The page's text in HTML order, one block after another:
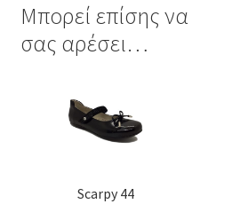
Μπορεί επίσης να
σας αρέσει…
Scarpy 44
το
προϊόν